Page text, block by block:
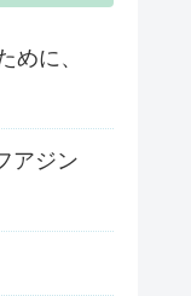
めに、
アジン